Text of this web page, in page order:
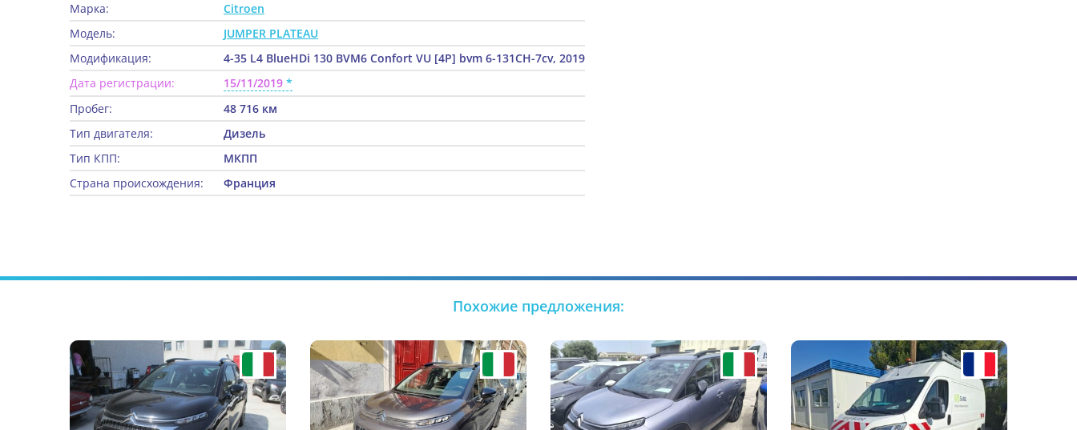
Марка:
Citroen
Модель:
JUMPER PLATEAU
Модификация:
4-35 L4 BlueHDi 130 BVM6 Confort VU [4P] bvm 6-131CH-7cv, 2019
Дата регистрации:
15/11/2019
Пробег:
48 716 км
Тип двигателя:
Дизель
Тип КПП:
МКПП
Страна происхождения:
Франция
Похожие предложения: